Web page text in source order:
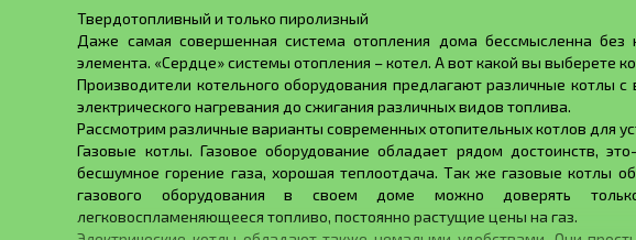
Твердотопливный и только пиролизный
Даже самая совершенная система отопления дома бессмысленна без
элемента. «Сердце» системы отопления – котел. А вот какой вы выберете
Производители котельного оборудования предлагают различные котлы с
электрического нагревания до сжигания различных видов топлива.
Рассмотрим различные варианты современных отопительных котлов для
Газовые котлы. Газовое оборудование обладает рядом достоинств,
бесшумное горение газа, хорошая теплоотдача. Так же газовые котлы
газового оборудования в своем доме можно доверять
легковоспламеняющееся топливо, постоянно растущие цены на газ.